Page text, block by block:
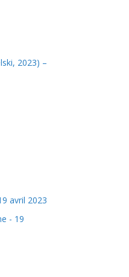
2023) –
avril 2023